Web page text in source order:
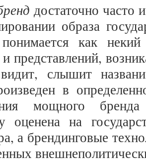
достаточно часто
образа
понимается как
представлений,
слышит
в
мощного
оценена на
а брендинговые